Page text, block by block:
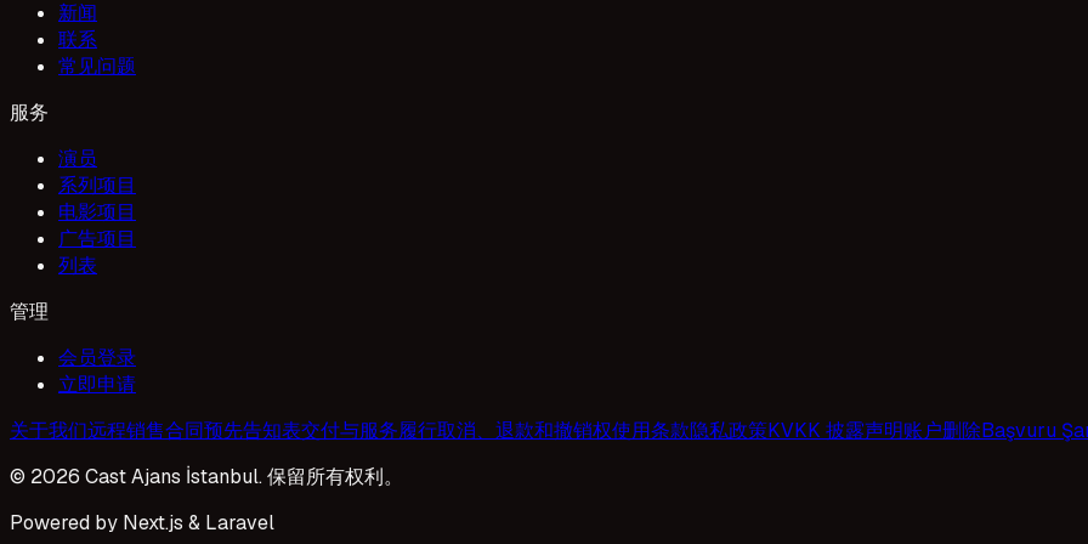
新闻
联系
常见问题
服务
演员
系列项目
电影项目
广告项目
列表
管理
会员登录
立即申请
关于我们远程销售合同预先告知表交付与服务履行取消、退款和撤销权使用条款隐私政策KVKK 披露声明账户删除Başvuru
© 2026 Cast Ajans İstanbul. 保留所有权利。
Powered by Next.js & Laravel